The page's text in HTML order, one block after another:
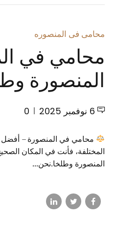
محامى فى المنصوره
محامي في
المنصورة
6 نوفمبر 2025 0
محامي في المنصورة – أفضل
المختلفة، فأنت في المكان
المنصورة وطلخا.نحن...